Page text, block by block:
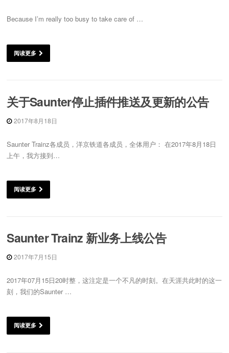
Because I’m really too busy to take care of …
阅读更多
关于Saunter停止插件推送及更新的公告
2017年8月18日
Saunter Trainz各成员，洋京铁道各成员，全体用户： 在2017年8月18日
上午，我方接到…
阅读更多
Saunter Trainz 新业务上线公告
2017年7月15日
2017年07月15日20时整，这注定是一个不凡的时刻。在天涯共此时的这一
刻，我们的Saunter …
阅读更多